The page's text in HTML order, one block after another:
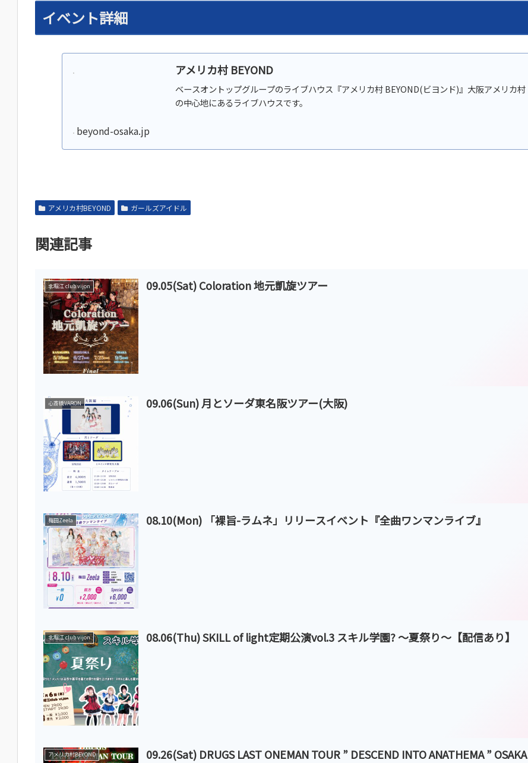
イベント詳細
アメリカ村 BEYOND
ベースオントップグループのライブハウス『アメリカ村 BEYOND(ビヨンド)』大阪アメリカ村
の中心地にあるライブハウスです。
beyond-osaka.jp
アメリカ村BEYOND ガールズアイドル
関連記事
北堀江 club vijon 09.05(Sat) Coloration 地元凱旋ツアー
心斎橋VARON 09.06(Sun) 月とソーダ東名阪ツアー(大阪)
梅田Zeela 08.10(Mon) 「裸旨-ラムネ」リリースイベント『全曲ワンマンライブ』
北堀江 club vijon 08.06(Thu) SKILL of light定期公演vol.3 スキル学園? 〜夏祭り〜【配信あり】
アメリカ村BEYOND 09.26(Sat) DRUGS LAST ONEMAN TOUR ” DESCEND INTO ANATHEMA ” OSAKA